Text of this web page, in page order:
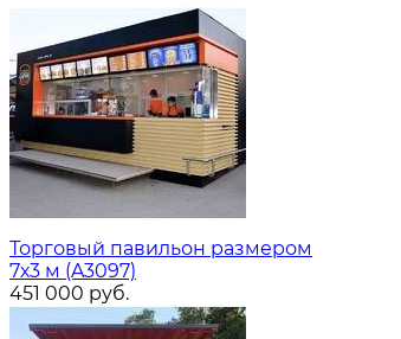
Торговый павильон размером
7х3 м (A3097)
451 000 руб.